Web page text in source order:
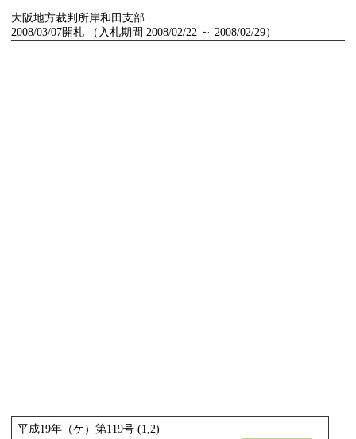
大阪地方裁判所岸和田支部
2008/03/07開札 （入札期間 2008/02/22 ～ 2008/02/29）
平成19年（ケ）第119号 (1,2)